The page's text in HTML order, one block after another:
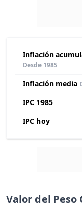
Inflación
Desde 1985
Inflación media
IPC 1985
IPC hoy
Valor del